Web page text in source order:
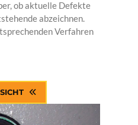
ob aktuelle Defekte
abzeichnen.
Verfahren